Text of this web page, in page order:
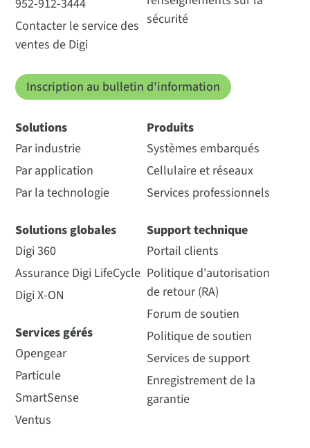
952-912-3444
Contacter le service des
ventes de Digi
sécurité
Inscription au bulletin d'information
Solutions
Par industrie
Par application
Par la technologie
Solutions globales
Digi 360
Assurance Digi LifeCycle
Digi X-ON
Services gérés
Opengear
Particule
SmartSense
Ventus
Produits
Systèmes embarqués
Cellulaire et réseaux
Services professionnels
Support technique
Portail clients
Politique d'autorisation
de retour (RA)
Forum de soutien
Politique de soutien
Services de support
Enregistrement de la
garantie